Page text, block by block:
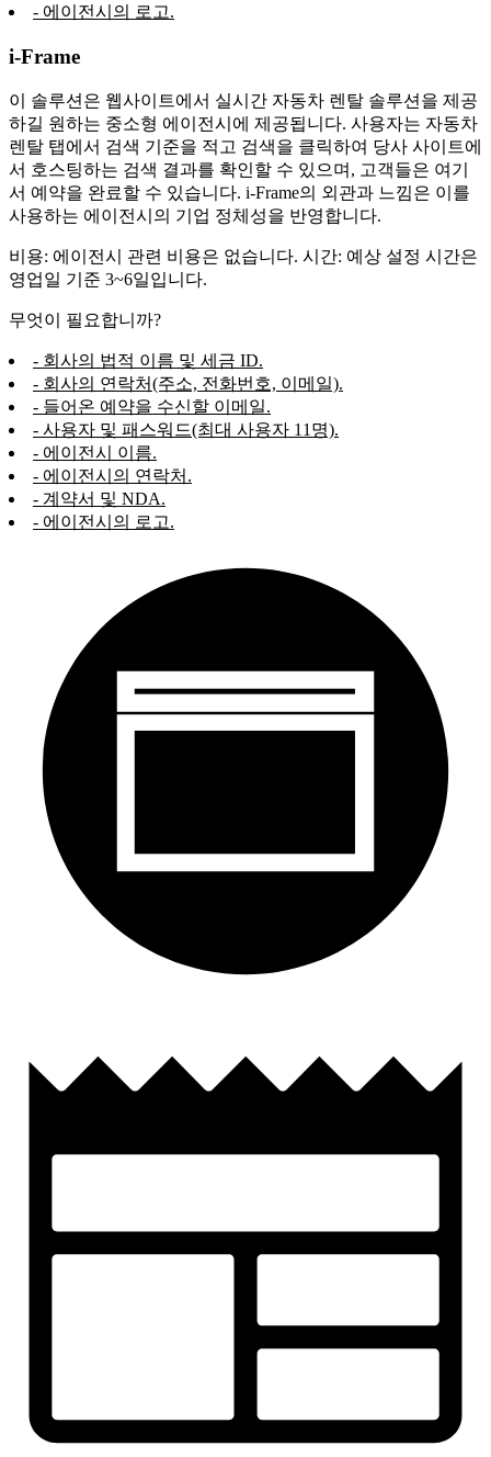
- 에이전시의 로고.
i-Frame
이 솔루션은 웹사이트에서 실시간 자동차 렌탈 솔루션을 제공
하길 원하는 중소형 에이전시에 제공됩니다. 사용자는 자동차
렌탈 탭에서 검색 기준을 적고 검색을 클릭하여 당사 사이트에
서 호스팅하는 검색 결과를 확인할 수 있으며, 고객들은 여기
서 예약을 완료할 수 있습니다. i-Frame의 외관과 느낌은 이를
사용하는 에이전시의 기업 정체성을 반영합니다.
비용: 에이전시 관련 비용은 없습니다. 시간: 예상 설정 시간은
영업일 기준 3~6일입니다.
무엇이 필요합니까?
- 회사의 법적 이름 및 세금 ID.
- 회사의 연락처(주소, 전화번호, 이메일).
- 들어온 예약을 수신할 이메일.
- 사용자 및 패스워드(최대 사용자 11명).
- 에이전시 이름.
- 에이전시의 연락처.
- 계약서 및 NDA.
- 에이전시의 로고.